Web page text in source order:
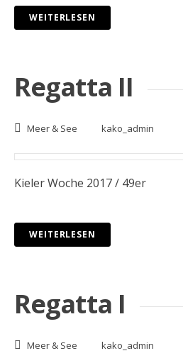
WEITERLESEN
Regatta II
Meer & See kako_admin
Kieler Woche 2017 / 49er
WEITERLESEN
Regatta I
Meer & See kako_admin